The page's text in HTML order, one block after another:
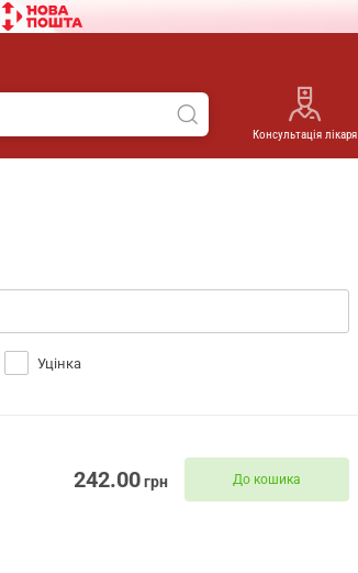
Консультація лікаря
Уцінка
242.00грн До кошика